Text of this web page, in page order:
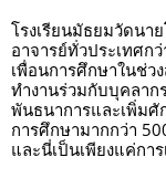
โรงเรียนมัธยมวัดนา
อาจารย์ทั่วประเทศก
เพื่อนการศึกษาในช่ว
ทำงานร่วมกับบุคลาก
พันธนาการและเพิ่มศั
การศึกษามากกว่า
และนี่เป็นเพียงแค่กา